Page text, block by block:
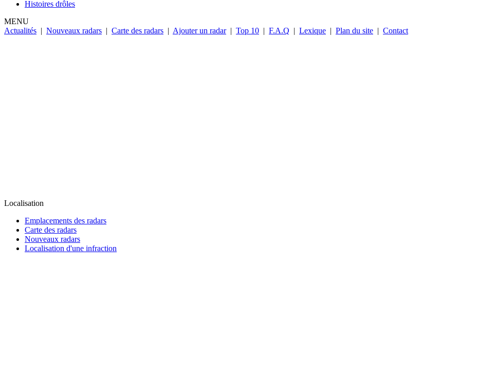
Histoires drôles
MENU
Actualités | Nouveaux radars | Carte des radars | Ajouter un radar | Top 10 | F.A.Q | Lexique | Plan du site | Contact
Localisation
Emplacements des radars
Carte des radars
Nouveaux radars
Localisation d'une infraction